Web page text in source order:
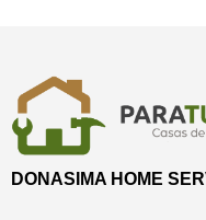
DONASIMA HOME